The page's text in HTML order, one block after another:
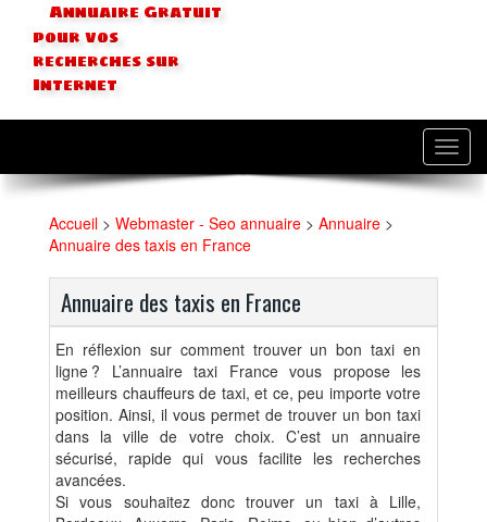
Annuaire Gratuit
pour vos
recherches sur
Internet
Accueil > Webmaster - Seo annuaire > Annuaire >
Annuaire des taxis en France
Annuaire des taxis en France
En réflexion sur comment trouver un bon taxi en
ligne ? L’annuaire taxi France vous propose les
meilleurs chauffeurs de taxi, et ce, peu importe votre
position. Ainsi, il vous permet de trouver un bon taxi
dans la ville de votre choix. C’est un annuaire
sécurisé, rapide qui vous facilite les recherches
avancées.
Si vous souhaitez donc trouver un taxi à Lille,